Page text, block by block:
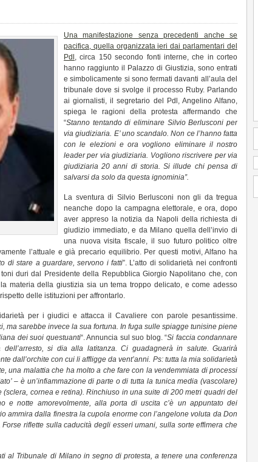
Una manifestazione senza precedenti anche se
pacifica, quella organizzata ieri dai parlamentari del
Pdl , circa 150 secondo fonti interne, che in corteo
hanno raggiunto il Palazzo di Giustizia, sono entrati
e simbolicamente si sono fermati davanti all’aula del
tribunale dove si svolge il processo Ruby. Parlando
ai giornalisti, il segretario del Pdl, Angelino Alfano,
spiega le ragioni della protesta affermando che
“Stanno tentando di eliminare Silvio Berlusconi per
via giudiziaria. E’ uno scandalo. Non ce l’hanno fatta
con le elezioni e ora vogliono eliminare il nostro
leader per via giudiziaria. Vogliono riscrivere per via
giudiziaria 20 anni di storia. Si illude chi pensa di
salvarsi da solo da questa ignominia”.
La sventura di Silvio Berlusconi non gli da tregua
neanche dopo la campagna elettorale, e ora, dopo
aver appreso la notizia da Napoli della richiesta di
giudizio immediato, e da Milano quella dell’invio di
una nuova visita fiscale, il suo futuro politico oltre
l’attuale e già precario equilibrio. Per questi motivi, Alfano ha
di stare a guardare, servono i fatti”. L’atto di solidarietà nei confronti
duri dal Presidente della Repubblica Giorgio Napolitano che, con
materia della giustizia sia un tema troppo delicato, e come adesso
delle istituzioni per affrontarlo.
per i giudici e attacca il Cavaliere con parole pesantissime.
ma sarebbe invece la sua fortuna. In fuga sulle spiagge tunisine piene
dei suoi questuanti“. Annuncia sul suo blog. “Si faccia condannare
si dia alla latitanza. Ci guadagnerà in salute. Guarirà
dall’orchite con cui li affligge da vent’anni. Ps: tutta la mia solidarietà
una malattia che ha molto a che fare con la vendemmiata di processi
– è un’infiammazione di parte o di tutta la tunica media (vascolare)
(sclera, cornea e retina). Rinchiuso in una suite di 200 metri quadri del
e notte amorevolmente, alla porta di uscita c’è un appuntato dei
ammira dalla finestra la cupola enorme con l’angelone voluta da Don
riflette sulla caducità degli esseri umani, sulla sorte effimera che
al Tribunale di Milano in segno di protesta, a tenere una conferenza